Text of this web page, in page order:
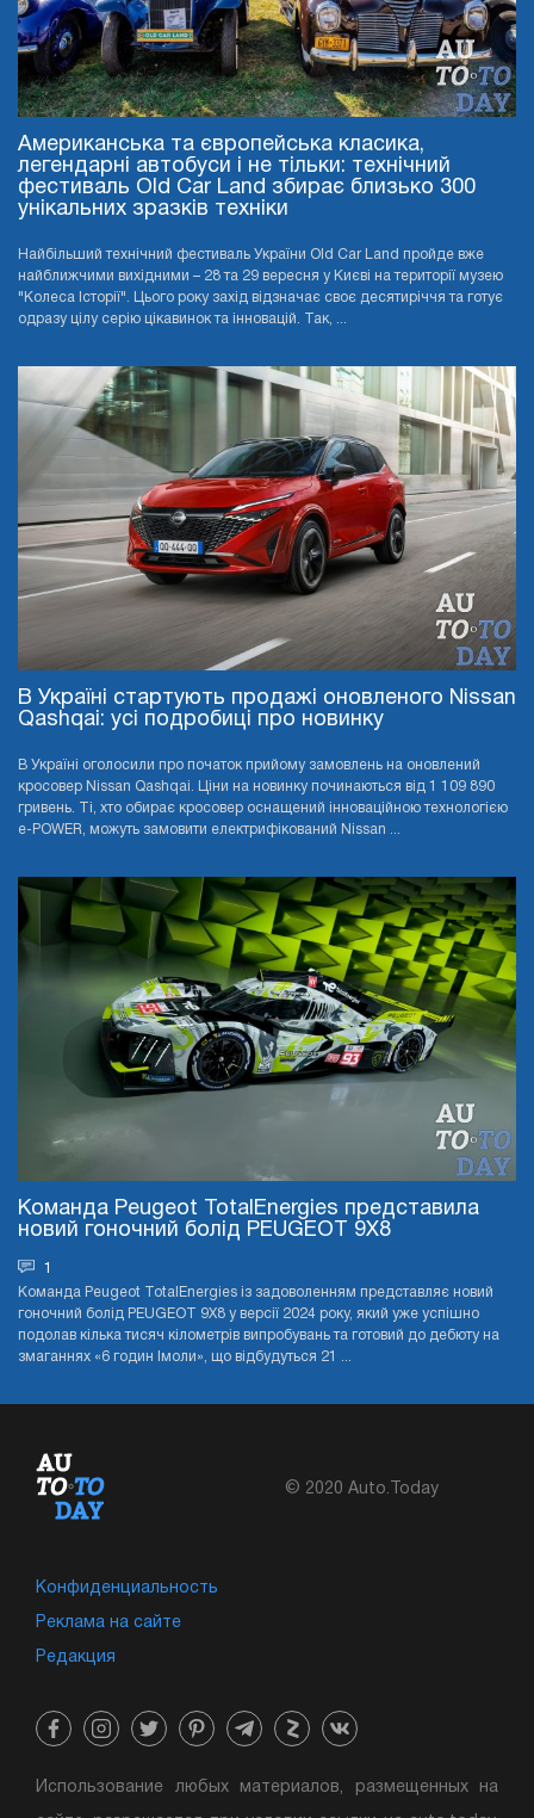
Американська та європейська класика,
легендарні автобуси і не тільки: технічний
фестиваль Old Car Land збирає близько 300
унікальних зразків техніки
Найбільший технічний фестиваль України Old Car Land пройде вже
найближчими вихідними – 28 та 29 вересня у Києві на території музею
"Колеса Історії". Цього року захід відзначає своє десятиріччя та готує
одразу цілу серію цікавинок та інновацій. Так, ...
В Україні стартують продажі оновленого Nissan
Qashqai: усі подробиці про новинку
В Україні оголосили про початок прийому замовлень на оновлений
кросовер Nissan Qashqai. Ціни на новинку починаються від 1 109 890
гривень. Ті, хто обирає кросовер оснащений інноваційною технологією
e-POWER, можуть замовити електрифікований Nissan ...
Команда Peugeot TotalEnergies представила
новий гоночний болід PEUGEOT 9X8
1
Команда Peugeot TotalEnergies із задоволенням представляє новий
гоночний болід PEUGEOT 9X8 у версії 2024 року, який уже успішно
подолав кілька тисяч кілометрів випробувань та готовий до дебюту на
змаганнях «6 годин Імоли», що відбудуться 21 ...
© 2020 Auto.Today
Конфиденциальность
Реклама на сайте
Редакция
Использование любых материалов, размещенных на